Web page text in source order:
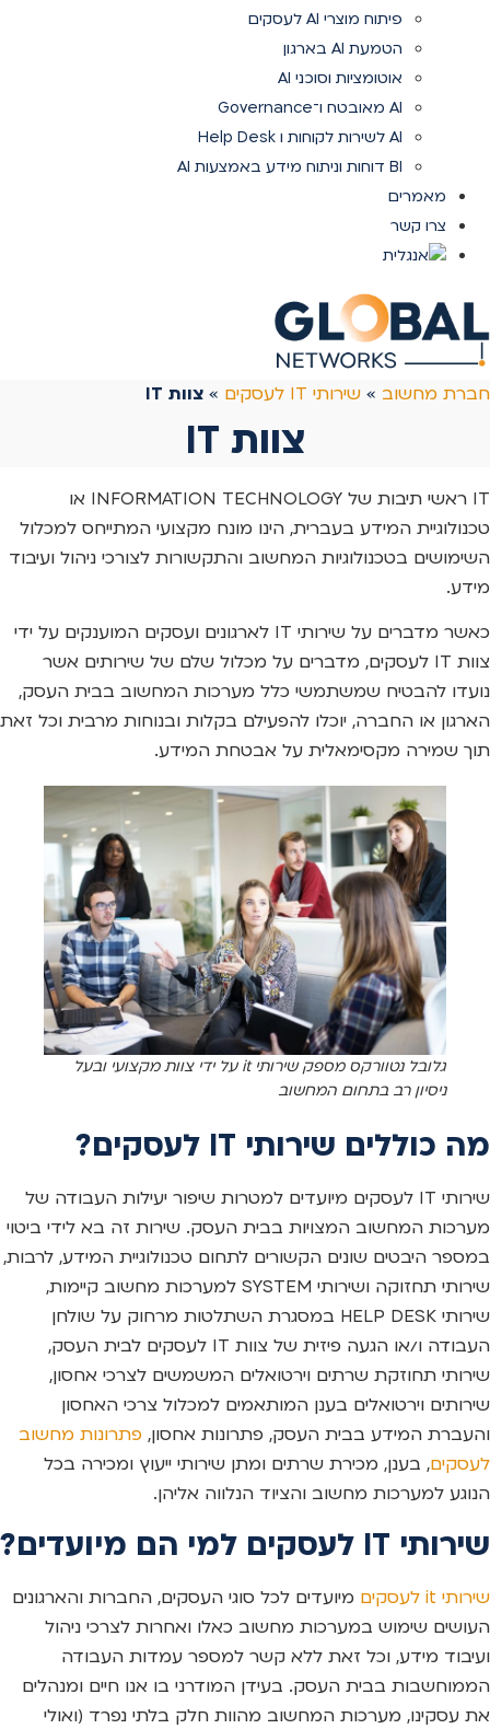
פיתוח מוצרי AI לעסקים
הטמעת AI בארגון
אוטומציות וסוכני AI
AI מאובטח ו־Governance
AI לשירות לקוחות ו Help Desk
BI דוחות וניתוח מידע באמצעות AI
מאמרים
צרו קשר
חברת מחשוב » שירותי IT לעסקים » צוות IT
צוות IT
IT ראשי תיבות של INFORMATION TECHNOLOGY או
טכנולוגיית המידע בעברית, הינו מונח מקצועי המתייחס למכלול
השימושים בטכנולוגיות המחשוב והתקשורות לצורכי ניהול ועיבוד
מידע.
כאשר מדברים על שירותי IT לארגונים ועסקים המוענקים על ידי
צוות IT לעסקים, מדברים על מכלול שלם של שירותים אשר
נועדו להבטיח שמשתמשי כלל מערכות המחשוב בבית העסק,
הארגון או החברה, יוכלו להפעילם בקלות ובנוחות מרבית וכל זאת
תוך שמירה מקסימאלית על אבטחת המידע.
גלובל נטוורקס מספק שירותי it על ידי צוות מקצועי ובעל
ניסיון רב בתחום המחשוב
מה כוללים שירותי IT לעסקים?
שירותי IT לעסקים מיועדים למטרות שיפור יעילות העבודה של
מערכות המחשוב המצויות בבית העסק. שירות זה בא לידי ביטוי
במספר היבטים שונים הקשורים לתחום טכנולוגיית המידע, לרבות,
שירותי תחזוקה ושירותי SYSTEM למערכות מחשוב קיימות,
שירותי HELP DESK במסגרת השתלטות מרחוק על שולחן
העבודה ו/או הגעה פיזית של צוות IT לעסקים לבית העסק,
שירותי תחוזקת שרתים וירטואלים המשמשים לצרכי אחסון,
שירותים וירטואלים בענן המותאמים למכלול צרכי האחסון
והעברת המידע בבית העסק, פתרונות אחסון, פתרונות מחשוב
לעסקים, בענן, מכירת שרתים ומתן שירותי ייעוץ ומכירה בכל
הנוגע למערכות מחשוב והציוד הנלווה אליהן.
שירותי IT לעסקים למי הם מיועדים?
שירותי it לעסקים
מיועדים לכל סוגי העסקים, החברות והארגונים
העושים שימוש במערכות מחשוב כאלו ואחרות לצרכי ניהול
ועיבוד מידע, וכל זאת ללא קשר למספר עמדות העבודה
הממוחשבות בבית העסק. בעידן המודרני בו אנו חיים ומנהלים
את עסקינו, מערכות המחשוב מהוות חלק בלתי נפרד (ואולי